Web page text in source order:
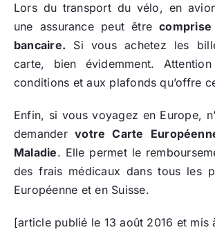
Lors du transport du vélo, en
une assurance peut être
bancaire. Si vous achetez les
carte, bien évidemment.
conditions et aux plafonds qu’offre
Enfin, si vous voyagez en Europe,
demandervotre Carte
Maladie. Elle permet le
des frais médicaux dans tous les
Européenne et en Suisse.
[article publié le 13 août 2016 et mis